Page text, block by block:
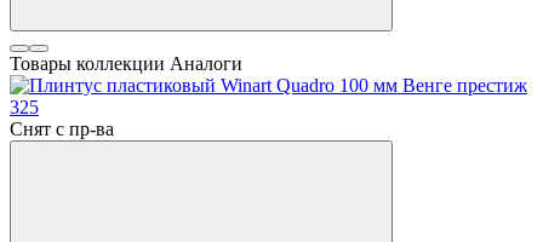
Товары коллекции Аналоги
Снят с пр-ва